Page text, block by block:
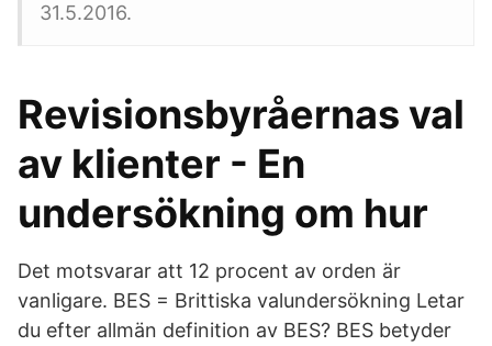
31.5.2016.
Revisionsbyråernas val
av klienter - En
undersökning om hur
Det motsvarar att 12 procent av orden är
vanligare. BES = Brittiska valundersökning Letar
du efter allmän definition av BES? BES betyder